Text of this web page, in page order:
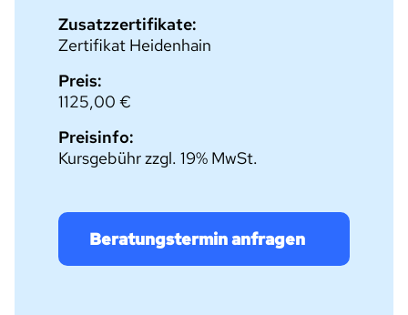
Zusatzzertifikate:
Zertifikat Heidenhain
Preis:
1125,00 €
Preisinfo:
Kursgebühr zzgl. 19% MwSt.
Beratungstermin anfragen